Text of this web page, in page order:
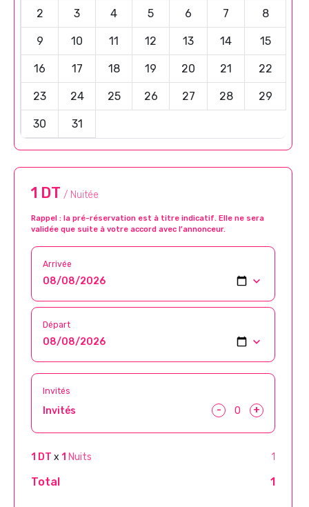
2 3 4 5 6 7 8
9 10 11 12 13 14 15
16 17 18 19 20 21 22
23 24 25 26 27 28 29
30 31
1 DT / Nuitée
Rappel : la pré-réservation est à titre indicatif. Elle ne sera
validée que suite à votre accord avec l’annonceur.
Arrivée
Départ
Invités
Invités - +
1 DT x 1 Nuits 1
Total 1